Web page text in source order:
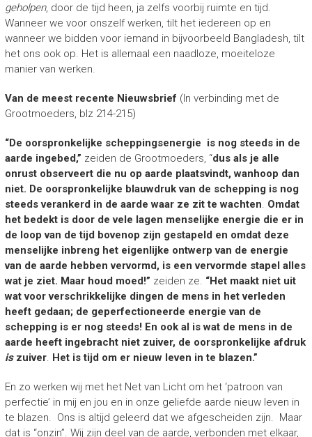
geholpen, door de tijd heen, ja zelfs voorbij ruimte en tijd.
Wanneer we voor onszelf werken, tilt het iedereen op en
wanneer we bidden voor iemand in bijvoorbeeld Bangladesh, tilt
het ons ook op. Het is allemaal een naadloze, moeiteloze
manier van werken.
Van de meest recente Nieuwsbrief (In verbinding met de
Grootmoeders, blz 214-215)
“De oorspronkelijke scheppingsenergie is nog steeds in de
aarde ingebed,” zeiden de Grootmoeders, “dus als je alle
onrust observeert die nu op aarde plaatsvindt, wanhoop dan
niet. De oorspronkelijke blauwdruk van de schepping is nog
steeds verankerd in de aarde waar ze zit te wachten. Omdat
het bedekt is door de vele lagen menselijke energie die er in
de loop van de tijd bovenop zijn gestapeld en omdat deze
menselijke inbreng het eigenlijke ontwerp van de energie
van de aarde hebben vervormd, is een vervormde stapel alles
wat je ziet. Maar houd moed!” zeiden ze. “Het maakt niet uit
wat voor verschrikkelijke dingen de mens in het verleden
heeft gedaan; de geperfectioneerde energie van de
schepping is er nog steeds! En ook al is wat de mens in de
aarde heeft ingebracht niet zuiver, de oorspronkelijke afdruk
is zuiver. Het is tijd om er nieuw leven in te blazen.”
En zo werken wij met het Net van Licht om het ‘patroon van
perfectie’ in mij en jou en in onze geliefde aarde nieuw leven in
te blazen. Ons is altijd geleerd dat we afgescheiden zijn. Maar
dat is “onzin”. Wij zijn deel van de aarde, verbonden met elkaar,